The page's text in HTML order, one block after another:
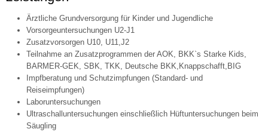
Ärztliche Grundversorgung für Kinder und Jugendliche
Vorsorgeuntersuchungen U2-J1
Zusatzvorsorgen U10, U11,J2
Teilnahme an Zusatzprogrammen der AOK, BKK`s Starke Kids,
BARMER-GEK, SBK, TKK, Deutsche BKK,Knappschafft,BIG
Impfberatung und Schutzimpfungen (Standard- und
Reiseimpfungen)
Laboruntersuchungen
Ultraschalluntersuchungen einschließlich Hüftuntersuchungen beim
Säugling